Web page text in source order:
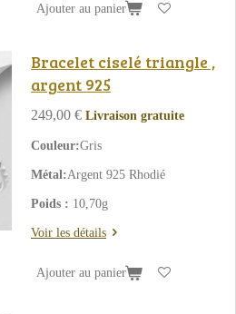
Ajouter au panier
Bracelet ciselé triangle ,
argent 925
249,00 € Livraison gratuite
Couleur:Gris
Métal:Argent 925 Rhodié
Poids : 10,70g
Voir les détails
Ajouter au panier